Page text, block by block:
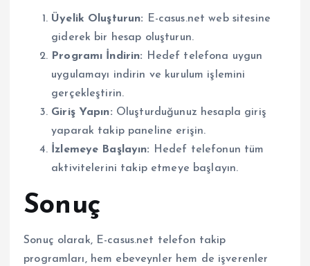
Üyelik Oluşturun: E-casus.net web sitesine
giderek bir hesap oluşturun.
Programı İndirin: Hedef telefona uygun
uygulamayı indirin ve kurulum işlemini
gerçekleştirin.
Giriş Yapın: Oluşturduğunuz hesapla giriş
yaparak takip paneline erişin.
İzlemeye Başlayın:
Hedef telefonun tüm
aktivitelerini takip etmeye başlayın.
Sonuç
Sonuç olarak, E-casus.net telefon takip
programları, hem ebeveynler hem de işverenler